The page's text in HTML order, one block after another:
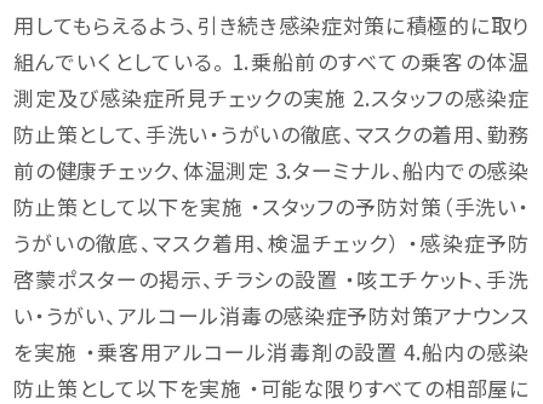
用してもらえるよう、引き続き感染症対策に積極的に取り
組んでいくとしている。 1.乗船前のすべての乗客の体温
測定及び感染症所見チェックの実施 2.スタッフの感染症
防止策として、手洗い・うがいの徹底、マスクの着用、勤務
前の健康チェック、体温測定 3.ターミナル、船内での感染
防止策として以下を実施 ・スタッフの予防対策（手洗い・
うがいの徹底、マスク着用、検温チェック） ・感染症予防
啓蒙ポスターの掲示、チラシの設置 ・咳エチケット、手洗
い・うがい、アルコール消毒の感染症予防対策アナウンス
を実施 ・乗客用アルコール消毒剤の設置 4.船内の感染
防止策として以下を実施 ・可能な限りすべての相部屋に